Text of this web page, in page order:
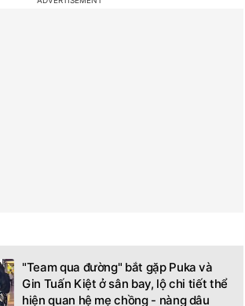
"Team qua đường" bắt gặp Puka và
Gin Tuấn Kiệt ở sân bay, lộ chi tiết thể
hiện quan hệ mẹ chồng - nàng dâu